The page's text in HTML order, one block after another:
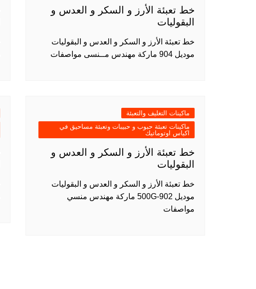
خط تعبئة الأرز و السكر و العدس و
البقوليات
خط تعبئة الأرز و السكر و العدس و البقوليات
موديل 904 ماركة مهندس مــنسى مواصفات
ماكينات التغليف والتعبئة
ماكينات تعبئة حبوب و حبيبات وتعبئة مساحيق في
اكياس اوتوماتيك
خط تعبئة الأرز و السكر و العدس و
البقوليات
خط تعبئة الأرز و السكر و العدس و البقوليات
موديل 902-500G ماركة مهندس منسي
مواصفات